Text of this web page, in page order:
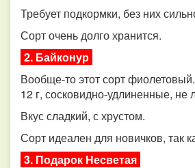
Требует подкормки, без них
Сорт очень долго хранится.
2. Байконур
Вообще-то этот сорт
12 г, сосковидно-удлиненные, не
Вкус сладкий, с хрустом.
Сорт идеален для новичков, так
3. Подарок Несветая